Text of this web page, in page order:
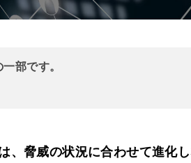
部です。
、脅威の状況に合わせて進化